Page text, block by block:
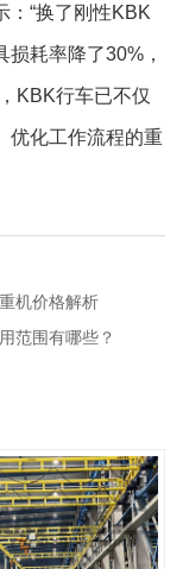
：“换了刚性KBK
耗率降了30%，
KBK行车已不仅
优化工作流程的重
机价格解析
范围有哪些？